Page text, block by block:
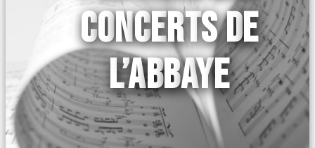
CONCERTS DE
L’ABBAYE